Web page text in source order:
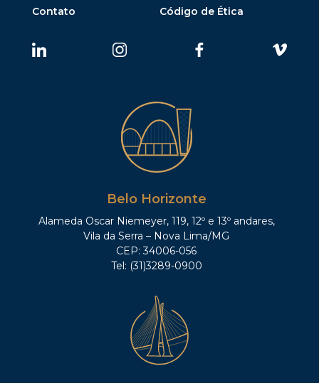
Contato
Código de Ética
Belo Horizonte
Alameda Oscar Niemeyer, 119, 12º e 13º andares,
Vila da Serra – Nova Lima/MG
CEP: 34006-056
Tel: (31)3289-0900